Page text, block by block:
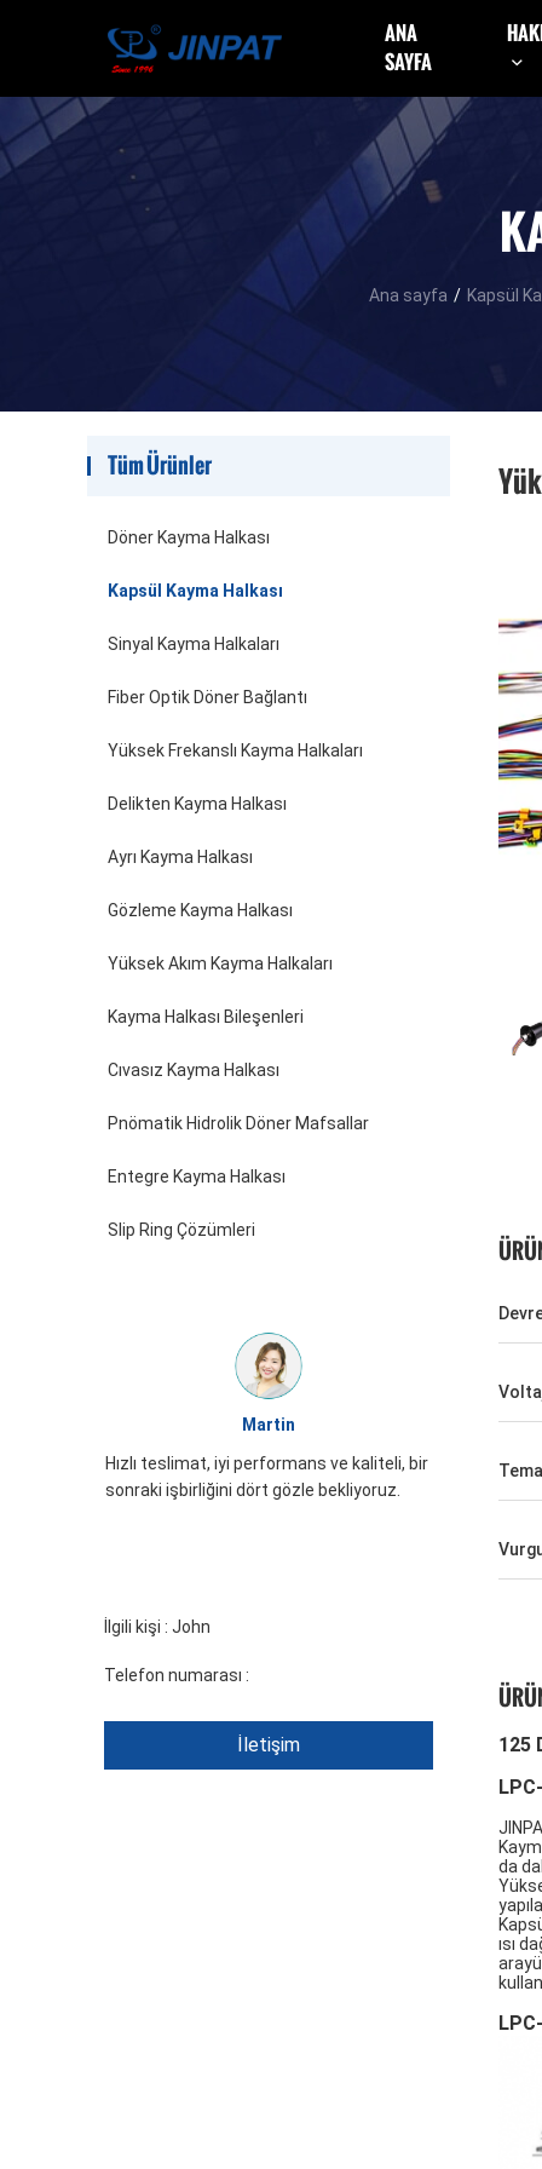
ANA
SAYFA
Ana sayfa / Kapsül
Tüm Ürünler
Döner Kayma Halkası
Kapsül Kayma Halkası
Sinyal Kayma Halkaları
Fiber Optik Döner Bağlantı
Yüksek Frekanslı Kayma Halkaları
Delikten Kayma Halkası
Ayrı Kayma Halkası
Gözleme Kayma Halkası
Yüksek Akım Kayma Halkaları
Kayma Halkası Bileşenleri
Cıvasız Kayma Halkası
Pnömatik Hidrolik Döner Mafsallar
Entegre Kayma Halkası
Slip Ring Çözümleri
paketleme, hizmet coşkusu, tekrar
gelmeniz gerekiyor
İlgili kişi : John
Telefon numarası :
İletişim
125
da
ısı